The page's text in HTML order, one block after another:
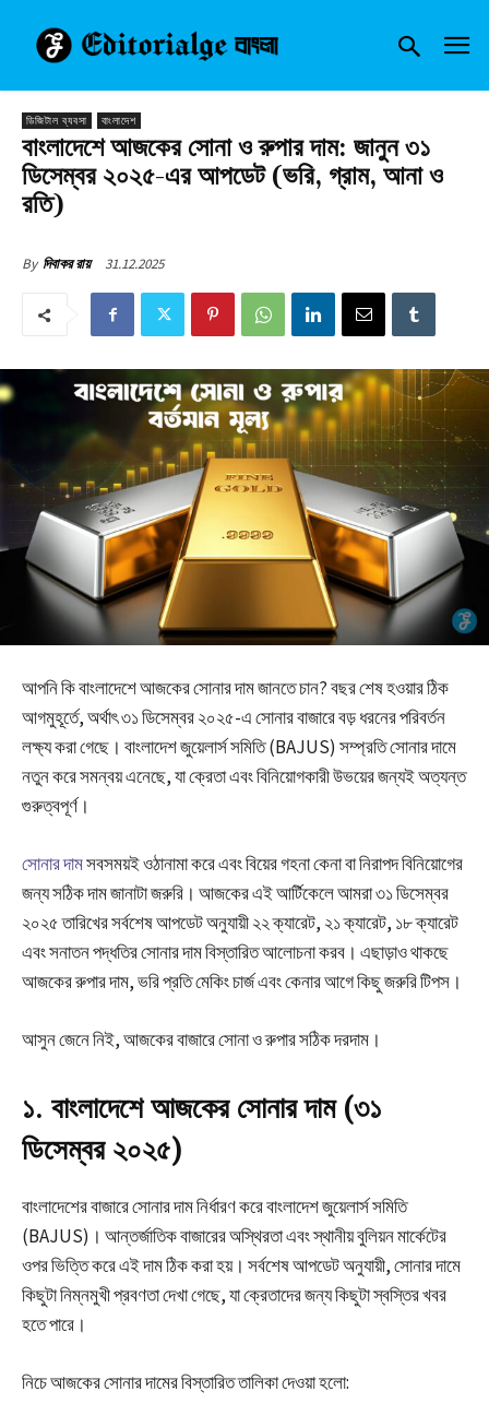
ডিজিটাল ব্যবসা বাংলাদেশ
বাংলাদেশে আজকের সোনা ও রুপার দাম: জানুন ৩১
ডিসেম্বর ২০২৫-এর আপডেট (ভরি, গ্রাম, আনা ও
রতি)
By দিবাকর রায় 31.12.2025
আপনি কি বাংলাদেশে আজকের সোনার দাম জানতে চান? বছর শেষ হওয়ার ঠিক
আগমুহূর্তে, অর্থাৎ ৩১ ডিসেম্বর ২০২৫-এ সোনার বাজারে বড় ধরনের পরিবর্তন
লক্ষ্য করা গেছে। বাংলাদেশ জুয়েলার্স সমিতি (BAJUS) সম্প্রতি সোনার দামে
নতুন করে সমন্বয় এনেছে, যা ক্রেতা এবং বিনিয়োগকারী উভয়ের জন্যই অত্যন্ত
গুরুত্বপূর্ণ।
সোনার দামসবসময়ই ওঠানামা করে এবং বিয়ের গহনা কেনা বা নিরাপদ বিনিয়োগের
জন্য সঠিক দাম জানাটা জরুরি। আজকের এই আর্টিকেলে আমরা ৩১ ডিসেম্বর
২০২৫ তারিখের সর্বশেষ আপডেট অনুযায়ী ২২ ক্যারেট, ২১ ক্যারেট, ১৮ ক্যারেট
এবং সনাতন পদ্ধতির সোনার দাম বিস্তারিত আলোচনা করব। এছাড়াও থাকছে
আজকের রুপার দাম, ভরি প্রতি মেকিং চার্জ এবং কেনার আগে কিছু জরুরি টিপস।
আসুন জেনে নিই, আজকের বাজারে সোনা ও রুপার সঠিক দরদাম।
১. বাংলাদেশে আজকের সোনার দাম (৩১
ডিসেম্বর ২০২৫)
বাংলাদেশের বাজারে সোনার দাম নির্ধারণ করে বাংলাদেশ জুয়েলার্স সমিতি
(BAJUS)। আন্তর্জাতিক বাজারের অস্থিরতা এবং স্থানীয় বুলিয়ন মার্কেটের
ওপর ভিত্তি করে এই দাম ঠিক করা হয়। সর্বশেষ আপডেট অনুযায়ী, সোনার দামে
কিছুটা নিম্নমুখী প্রবণতা দেখা গেছে, যা ক্রেতাদের জন্য কিছুটা স্বস্তির খবর
হতে পারে।
নিচে আজকের সোনার দামের বিস্তারিত তালিকা দেওয়া হলো: